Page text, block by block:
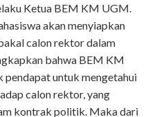
Ketua BEM KM UGM.
akan menyiapkan
calon rektor dalam
bahwa BEM KM
pendapat untuk mengetahui
calon rektor, yang
kontrak politik. Maka dari